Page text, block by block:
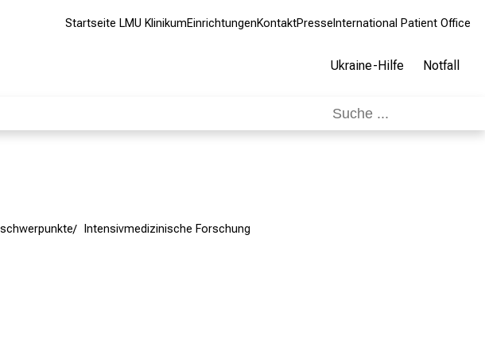
Startseite LMU KlinikumEinrichtungenKontaktPresse International Patient Office
Ukraine-Hilfe Notfall
Intensivmedizinische Forschung